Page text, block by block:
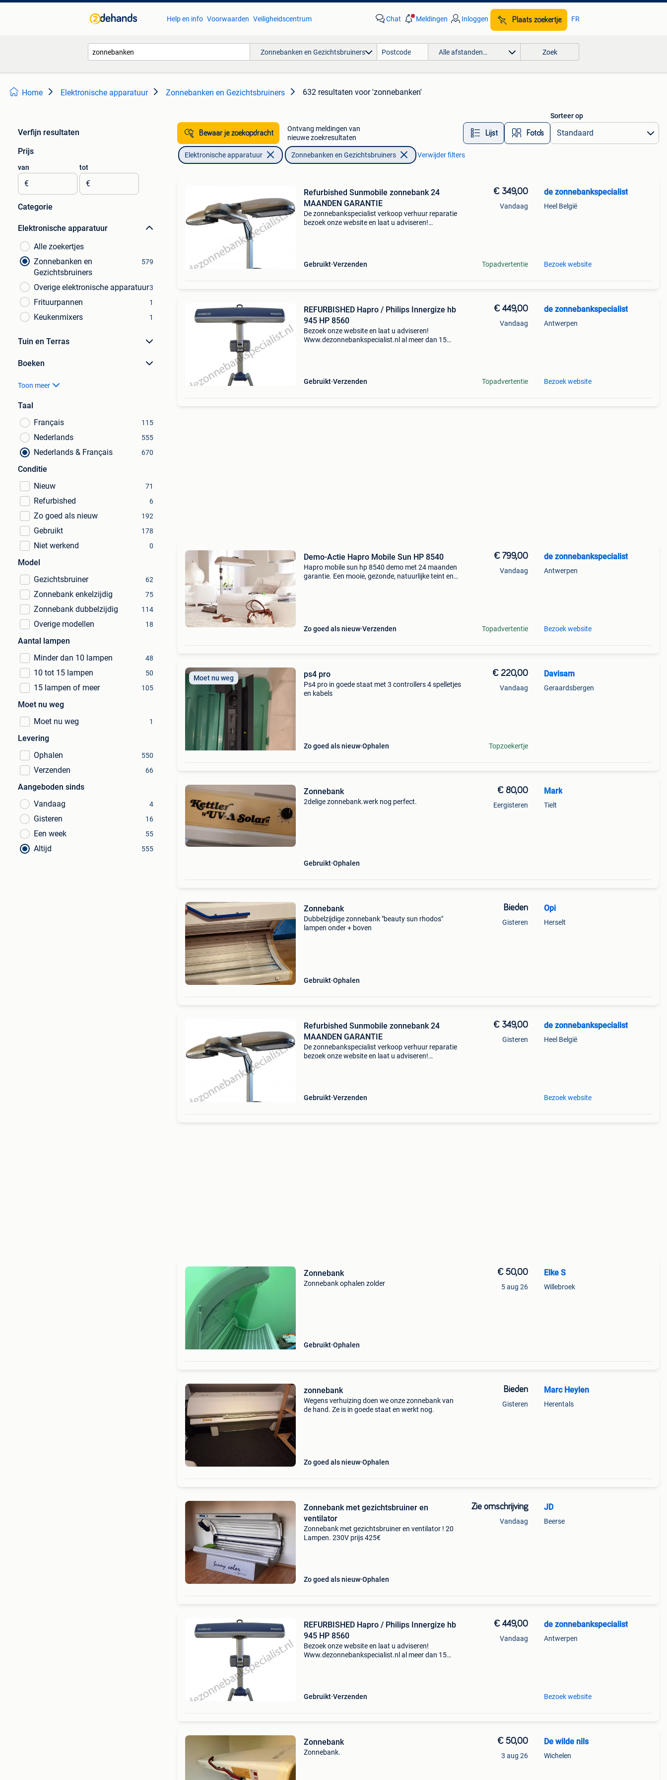
Help en info Voorwaarden Veiligheidscentrum Chat Meldingen Inloggen Plaats zoekertje FR
Zonnebanken en Gezichtsbruiners Alle afstanden… Zoek
Home Elektronische apparatuur Zonnebanken en Gezichtsbruiners 632 resultaten voor 'zonnebanken'
Verfijn resultaten
Prijs
van
€
tot
€
Categorie
Elektronische apparatuur
Alle zoekertjes
Zonnebanken en
Gezichtsbruiners
579
Overige elektronische apparatuur3
Frituurpannen 1
Keukenmixers 1
Tuin en Terras
Boeken
Toon meer
Taal
Français
115
Nederlands 555
Nederlands & Français 670
Conditie
Nieuw
71
Refurbished 6
Zo goed als nieuw 192
Gebruikt 178
Niet werkend 0
Model
Gezichtsbruiner
62
Zonnebank enkelzijdig 75
Zonnebank dubbelzijdig 114
Overige modellen 18
Aantal lampen
Minder dan 10 lampen
48
10 tot 15 lampen 50
15 lampen of meer 105
Moet nu weg
Moet nu weg
1
Levering
Ophalen
550
Verzenden 66
Aangeboden sinds
Vandaag
4
Gisteren 16
Een week 55
Altijd 555
Bewaar je zoekopdracht
Ontvang meldingen van
nieuwe zoekresultaten
Lijst Foto’s
Sorteer op
Elektronische apparatuur Zonnebanken en Gezichtsbruiners Verwijder filters
Refurbished Sunmobile zonnebank 24
MAANDEN GARANTIE
De zonnebankspecialist verkoop verhuur reparatie
bezoek onze website en laat u adviseren!
Gebruikt Verzenden
€ 349,00
Vandaag
Topadvertentie
de zonnebankspecialist
Heel België
Bezoek website
REFURBISHED Hapro / Philips Innergize hb
945 HP 8560
Bezoek onze website en laat u adviseren!
Www.dezonnebankspecialist.nl al meer dan 15
Gebruikt Verzenden
€ 449,00
Vandaag
Topadvertentie
de zonnebankspecialist
Antwerpen
Bezoek website
Demo-Actie Hapro Mobile Sun HP 8540
Hapro mobile sun hp 8540 demo met 24 maanden
garantie. Een mooie, gezonde, natuurlijke teint en
Zo goed als nieuw Verzenden
€ 799,00
Vandaag
Topadvertentie
de zonnebankspecialist
Antwerpen
Bezoek website
Moet nu weg ps4 pro
Ps4 pro in goede staat met 3 controllers 4 spelletjes
en kabels
Zo goed als nieuw Ophalen
€ 220,00
Vandaag
Topzoekertje
Davisam
Geraardsbergen
Zonnebank
2delige zonnebank.werk nog perfect.
Gebruikt Ophalen
€ 80,00
Eergisteren
Mark
Tielt
Zonnebank
Dubbelzijdige zonnebank "beauty sun rhodos"
lampen onder + boven
Gebruikt Ophalen
Bieden
Gisteren
Opi
Herselt
Refurbished Sunmobile zonnebank 24
MAANDEN GARANTIE
De zonnebankspecialist verkoop verhuur reparatie
bezoek onze website en laat u adviseren!
Gebruikt Verzenden
€ 349,00
Gisteren
de zonnebankspecialist
Heel België
Bezoek website
Zonnebank
Zonnebank ophalen zolder
Gebruikt Ophalen
€ 50,00
5 aug 26
Elke S
Willebroek
zonnebank
Wegens verhuizing doen we onze zonnebank van
de hand. Ze is in goede staat en werkt nog.
Zo goed als nieuw Ophalen
Bieden
Gisteren
Marc Heylen
Herentals
Zonnebank met gezichtsbruiner en
ventilator
Zonnebank met gezichtsbruiner en ventilator ! 20
Lampen. 230V prijs 425€
Zo goed als nieuw Ophalen
Zie omschrijving
Vandaag
JD
Beerse
REFURBISHED Hapro / Philips Innergize hb
945 HP 8560
Bezoek onze website en laat u adviseren!
Www.dezonnebankspecialist.nl al meer dan 15
Gebruikt Verzenden
€ 449,00
Vandaag
de zonnebankspecialist
Antwerpen
Bezoek website
Zonnebank
Zonnebank.
€ 50,00
3 aug 26
De wilde nils
Wichelen